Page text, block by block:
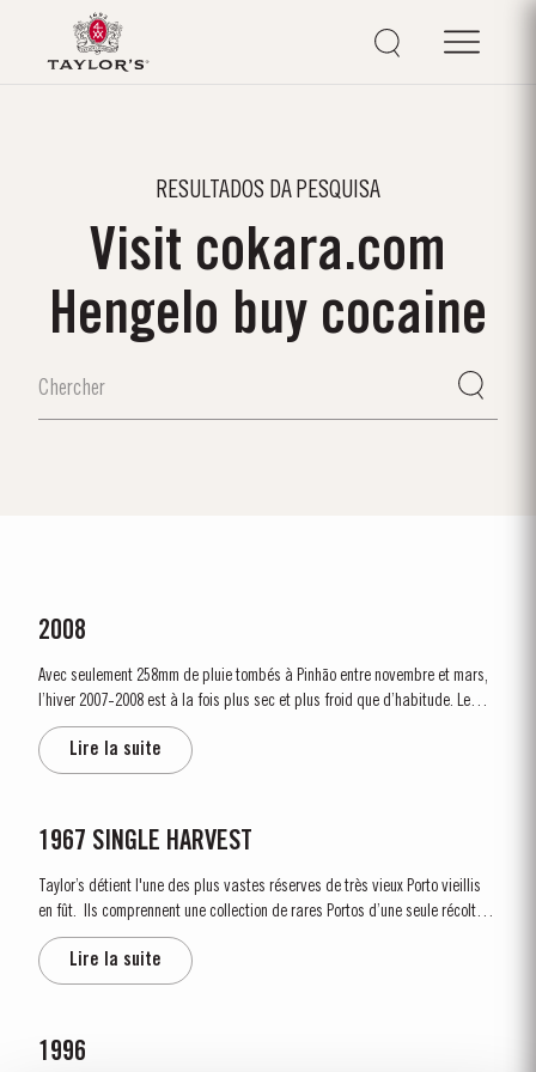
RESULTADOS DA PESQUISA
Visit cokara.com
Hengelo buy cocaine
2008
Avec seulement 258mm de pluie tombés à Pinhão entre novembre et mars,
l’hiver 2007-2008 est à la fois plus sec et plus froid que d’habitude. Le
mois d’avril, en revanche, est bien arrosé, permettant de recharger les
réserves en eau du sol. Le temps reste pluvieux et froid pendant la...
Lire la suite
1967 SINGLE HARVEST
Taylor’s détient l'une des plus vastes réserves de très vieux Porto vieillis
en fût. Ils comprennent une collection de rares Portos d’une seule récolte.
Ce sont des Portos d'une seule année qui atteignent pleine maturité en
fûts de chêne et affichent...
Lire la suite
1996